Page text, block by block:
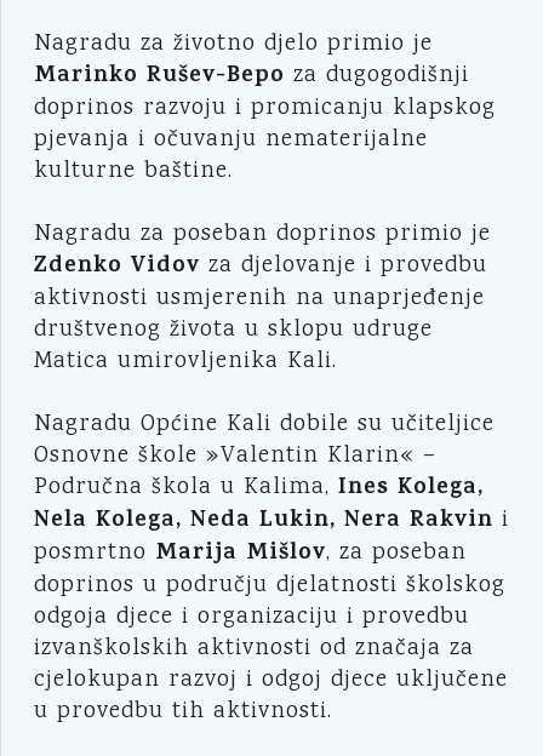
Nagradu za životno djelo primio je
Marinko Rušev-Bepo za dugogodišnji
doprinos razvoju i promicanju klapskog
pjevanja i očuvanju nematerijalne
kulturne baštine.
Nagradu za poseban doprinos primio je
Zdenko Vidov za djelovanje i provedbu
aktivnosti usmjerenih na unaprjeđenje
društvenog života u sklopu udruge
Matica umirovljenika Kali.
Nagradu Općine Kali dobile su učiteljice
Osnovne škole »Valentin Klarin« –
Područna škola u Kalima, Ines Kolega,
Nela Kolega, Neda Lukin, Nera Rakvin i
posmrtno Marija Mišlov, za poseban
doprinos u području djelatnosti školskog
odgoja djece i organizaciju i provedbu
izvanškolskih aktivnosti od značaja za
cjelokupan razvoj i odgoj djece uključene
u provedbu tih aktivnosti.